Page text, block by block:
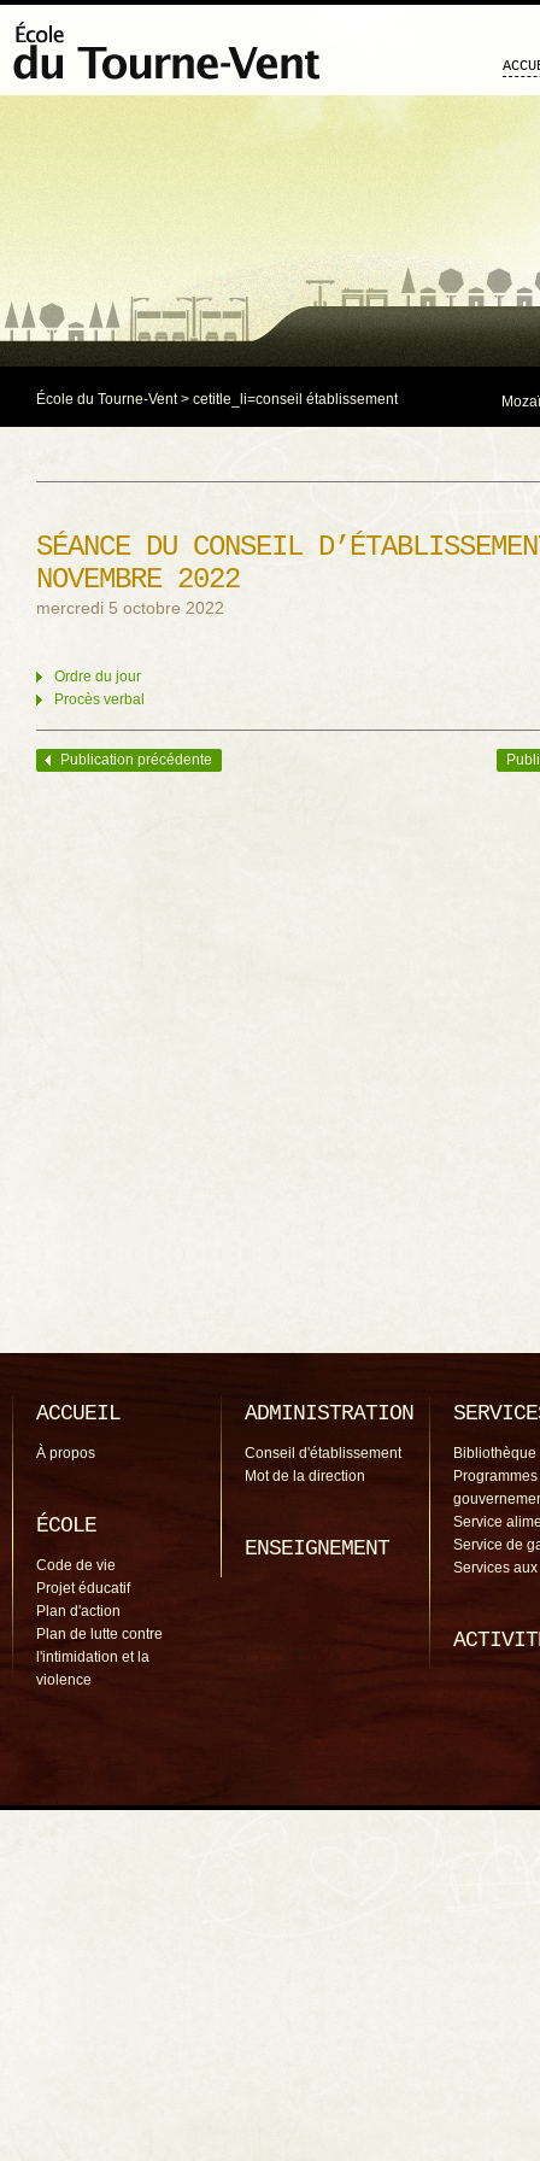
École du Tourne-Vent> cetitle_li=conseil établissement
SÉANCE DU CONSEIL
NOVEMBRE 2022
mercredi 5 octobre 2022
Ordre du jour
Procès verbal
Navigation des articles
Publication précédente
ACCUEIL
À propos
ÉCOLE
Code de vie
Projet éducatif
Plan d'action
Plan de lutte contre
l'intimidation et la
violence
ADMINISTRATION
Conseil d'établissement
Mot de la direction
ENSEIGNEMENT
Bibliothèque
Programmes
Service
Service de
Services